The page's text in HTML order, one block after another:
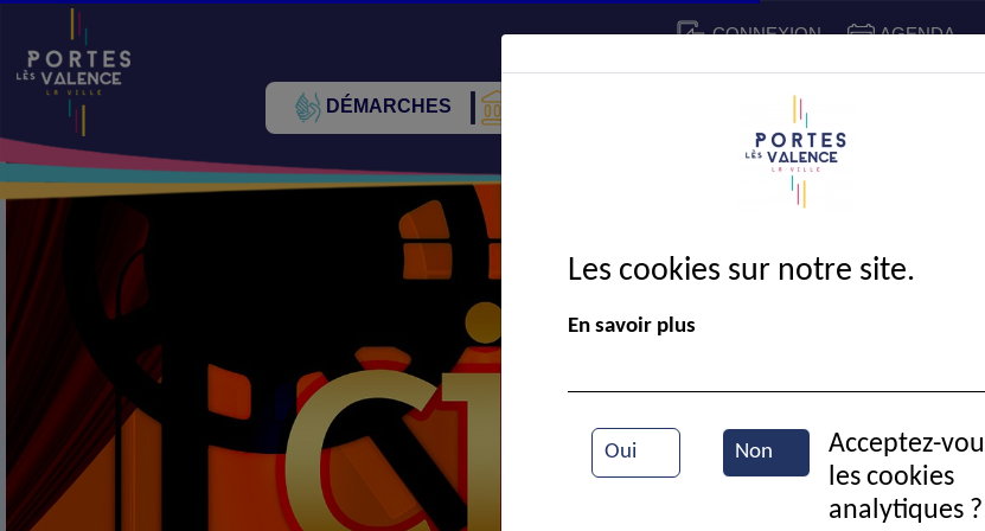
CONNEXION AGENDA
DÉMARCHES CADRE DE VIE
Cinéma
Les cookies sur notre site.
En savoir plus
Oui Non
Acceptez-
les cookies
analytiques ?